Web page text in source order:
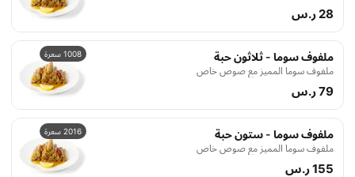
28 ر.س
1008 سعرة ملفوف سوما - ثلاثون حبة
ملفوف سوما المميز مع صوص خاص
79 ر.س
2016 سعرة ملفوف سوما - ستون حبة
ملفوف سوما المميز مع صوص خاص
155 ر.س